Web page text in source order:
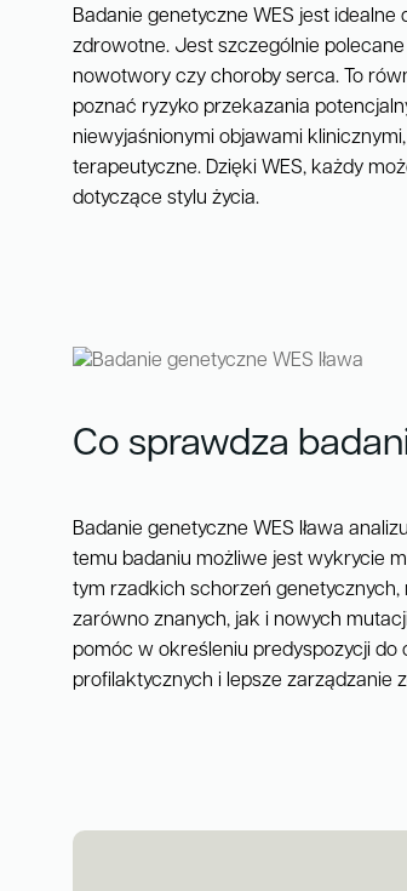
Badanie genetyczne WES jest
zdrowotne. Jest szczególnie
nowotwory czy choroby serca. To
poznać ryzyko przekazania
niewyjaśnionymi objawami
terapeutyczne. Dzięki WES, każdy
dotyczące stylu życia.
Co sprawdza
Badanie genetyczne WES Iława
temu badaniu możliwe jest wykrycie
tym rzadkich schorzeń
zarówno znanych, jak i nowych
pomóc w określeniu predyspozycji do
profilaktycznych i lepsze zarządzanie